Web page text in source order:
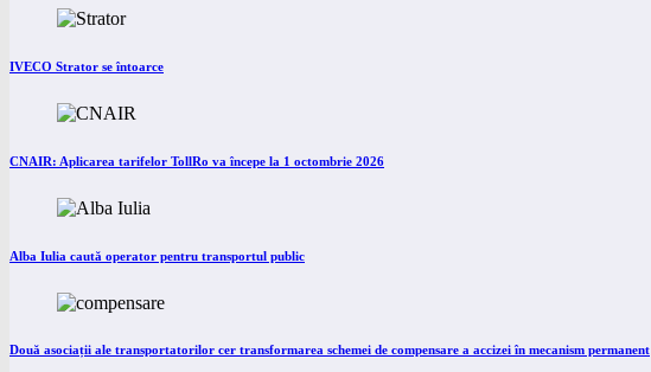
IVECO Strator se întoarce
CNAIR: Aplicarea tarifelor TollRo va începe la 1 octombrie 2026
Alba Iulia caută operator pentru transportul public
Două asociații ale transportatorilor cer transformarea schemei de compensare a accizei în mecanism permanent